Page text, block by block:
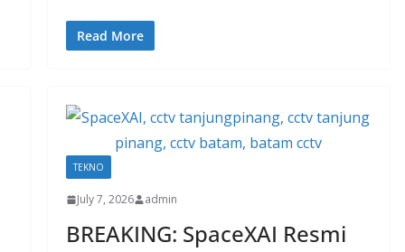
Read More
TEKNO
July 7, 2026 admin
BREAKING: SpaceXAI Resmi
Mengenal Ekosistem
BIOTA Smart Home yang